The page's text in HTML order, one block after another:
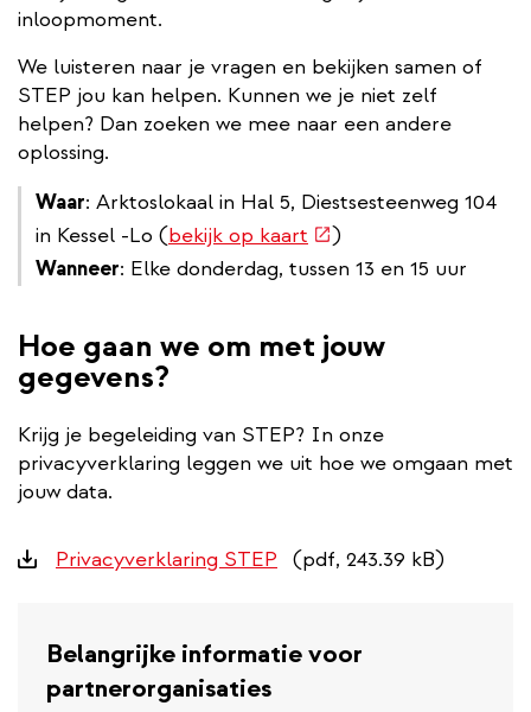
inloopmoment.
We luisteren naar je vragen en bekijken samen of
STEP jou kan helpen. Kunnen we je niet zelf
helpen? Dan zoeken we mee naar een andere
oplossing.
Waar: Arktoslokaal in Hal 5, Diestsesteenweg 104
in Kessel -Lo (bekijk op kaart (externe
link)
)
Wanneer: Elke donderdag, tussen 13 en 15 uur
Hoe gaan we om met jouw
gegevens?
Krijg je begeleiding van STEP? In onze
privacyverklaring leggen we uit hoe we omgaan met
jouw data.
Downloads
Privacyverklaring STEP (pdf, 243.39 kB)
Belangrijke informatie voor
partnerorganisaties